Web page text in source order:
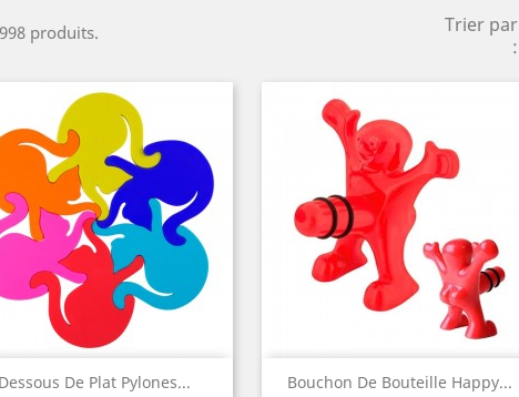
produits.
Trier par
:
De Plat Pylones...
Aperçu rapide Bouchon De Bouteille Happy...
 Aperçu rapide